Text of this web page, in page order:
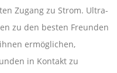
Zugang zu Strom. Ultra-
zu den besten Freunden
ermöglichen,
in Kontakt zu